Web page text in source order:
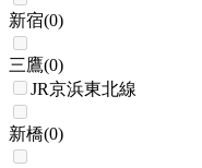
新宿(0)
三鷹(0)
JR京浜東北線
新橋(0)